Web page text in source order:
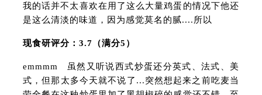
我的话并不太喜欢在用了这么大量鸡蛋的情况下他还
是这么清淡的味道，因为感觉莫名的腻....所以
现食研评分：3.7（满分5）
emmmm 虽然又听说西式炒蛋还分英式、法式、美
式，但那太多今天就不说了...突然想起来之前吃麦当